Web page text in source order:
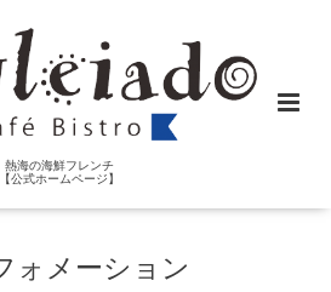
熱海の海鮮フレンチ
【公式ホームページ】
ォメーション